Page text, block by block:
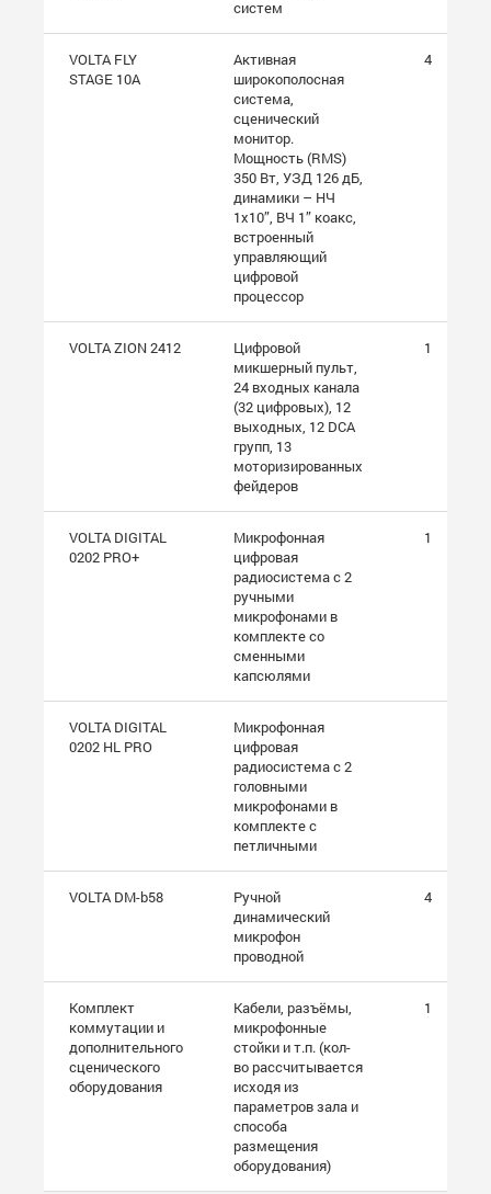
систем
VOLTA FLY
STAGE 10A
Активная
широкополосная
система,
сценический
монитор.
Мощность (RMS)
350 Вт, УЗД 126 дБ,
динамики – НЧ
1х10”, ВЧ 1” коакс,
встроенный
управляющий
цифровой
процессор
4
VOLTA ZION 2412
Цифровой
микшерный пульт,
24 входных канала
(32 цифровых), 12
выходных, 12 DCA
групп, 13
моторизированных
фейдеров
1
VOLTA DIGITAL
0202 PRO+
Микрофонная
цифровая
радиосистема с 2
ручными
микрофонами в
комплекте со
сменными
капсюлями
1
VOLTA DIGITAL
0202 HL PRO
Микрофонная
цифровая
радиосистема с 2
головными
микрофонами в
комплекте с
петличными
VOLTA DM-b58
Ручной
динамический
микрофон
проводной
4
Комплект
коммутации и
дополнительного
сценического
оборудования
Кабели, разъёмы,
микрофонные
стойки и т.п. (кол-
во рассчитывается
исходя из
параметров зала и
способа
размещения
оборудования)
1